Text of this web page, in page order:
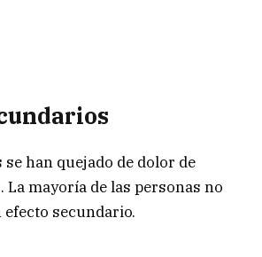
han quejado de dolor de
La mayoría de las personas no
secundario.